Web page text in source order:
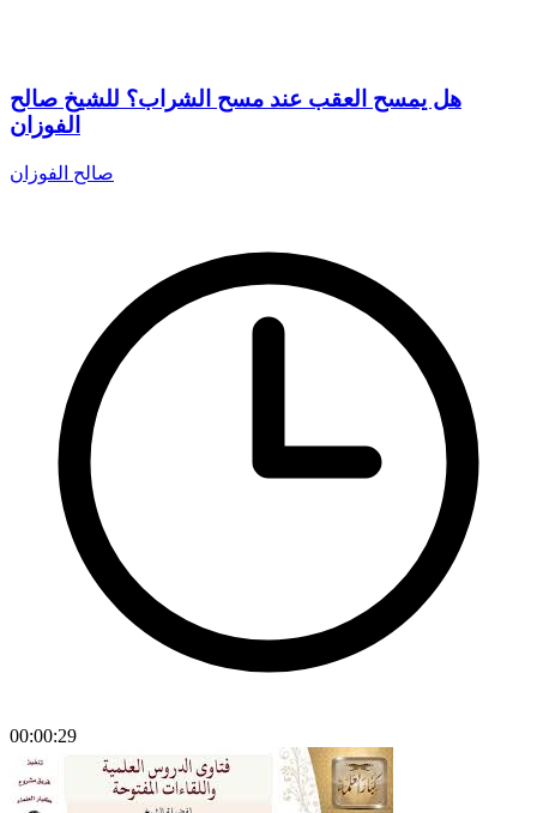
هل يمسح العقب عند مسح الشراب؟ للشيخ صالح
الفوزان
صالح الفوزان
00:00:29